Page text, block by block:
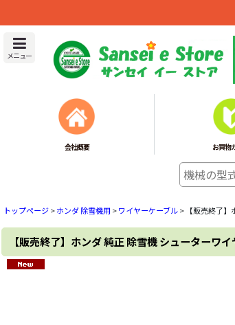
メニュー
会社概要 お買物
トップページ>ホンダ 除雪機用 >ワイヤーケーブル> 【販売終了
【販売終了】ホンダ 純正 除雪機 シューターワ